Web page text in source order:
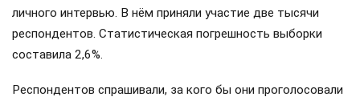
личного интервью. В нём приняли участие две тысячи
респондентов. Статистическая погрешность выборки
составила 2,6%.
Респондентов спрашивали, за кого бы они проголосовали